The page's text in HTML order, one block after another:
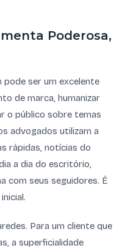
Poderosa,
pode ser um excelente
de marca, humanizar
o público sobre temas
advogados utilizam a
rápidas, notícias do
a dia do escritório,
com seus seguidores. É
Para um cliente que
a superficialidade